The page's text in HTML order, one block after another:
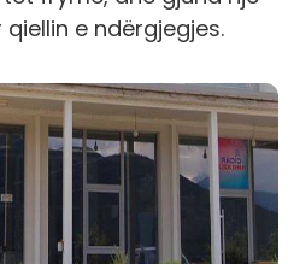
e ndërgjegjes.